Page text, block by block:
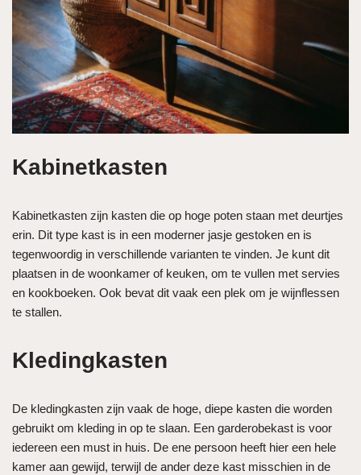
Kabinetkasten
Kabinetkasten zijn kasten die op hoge poten staan met deurtjes
erin. Dit type kast is in een moderner jasje gestoken en is
tegenwoordig in verschillende varianten te vinden. Je kunt dit
plaatsen in de woonkamer of keuken, om te vullen met servies
en kookboeken. Ook bevat dit vaak een plek om je wijnflessen
te stallen.
Kledingkasten
De kledingkasten zijn vaak de hoge, diepe kasten die worden
gebruikt om kleding in op te slaan. Een garderobekast is voor
iedereen een must in huis. De ene persoon heeft hier een hele
kamer aan gewijd, terwijl de ander deze kast misschien in de